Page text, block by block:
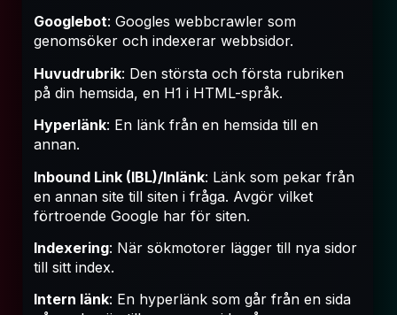
Googlebot: Googles webbcrawler som
genomsöker och indexerar webbsidor.
Huvudrubrik: Den största och första rubriken
på din hemsida, en H1 i HTML-språk.
Hyperlänk: En länk från en hemsida till en
annan.
Inbound Link (IBL)/Inlänk: Länk som pekar från
en annan site till siten i fråga. Avgör vilket
förtroende Google har för siten.
Indexering: När sökmotorer lägger till nya sidor
till sitt index.
Intern länk: En hyperlänk som går från en sida